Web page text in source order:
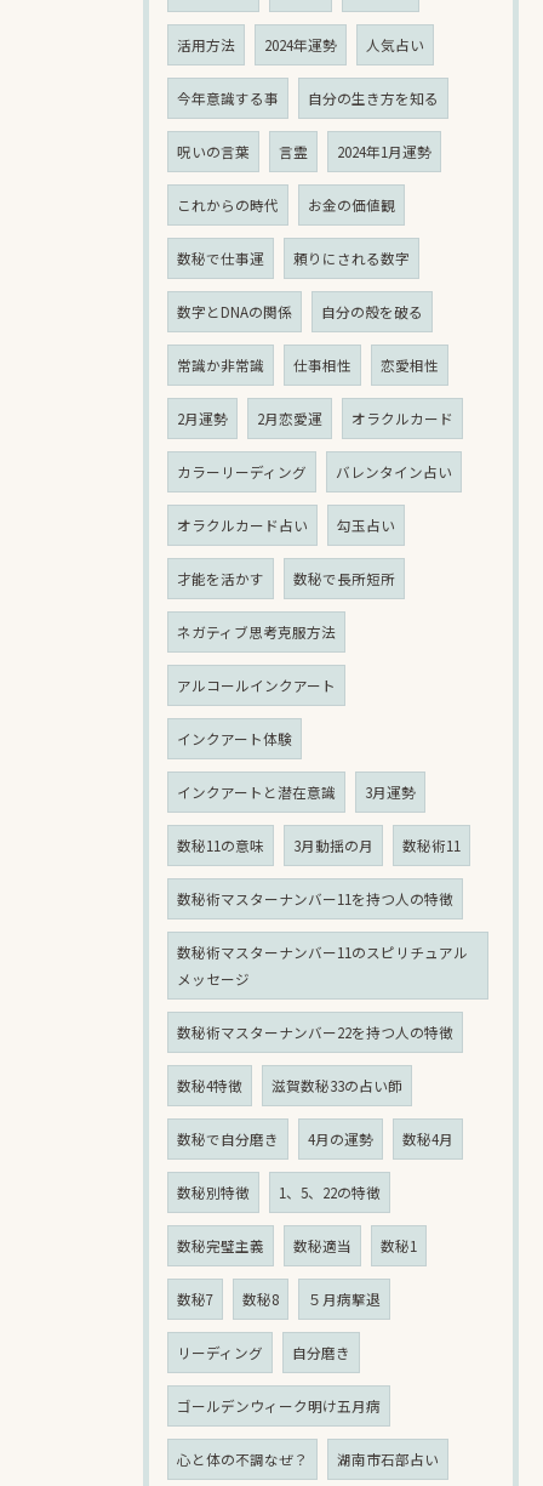
活用方法 2024年運勢 人気占い
今年意識する事 自分の生き方を知る
呪いの言葉 言霊 2024年1月運勢
これからの時代 お金の価値観
数秘で仕事運 頼りにされる数字
数字とDNAの関係 自分の殻を破る
常識か非常識 仕事相性 恋愛相性
2月運勢 2月恋愛運 オラクルカード
カラーリーディング バレンタイン占い
オラクルカード占い 勾玉占い
才能を活かす 数秘で長所短所
ネガティブ思考克服方法
アルコールインクアート
インクアート体験
インクアートと潜在意識 3月運勢
数秘11の意味 3月動揺の月 数秘術11
数秘術マスターナンバー11を持つ人の特徴
数秘術マスターナンバー11のスピリチュアル
メッセージ
数秘術マスターナンバー22を持つ人の特徴
数秘4特徴 滋賀数秘33の占い師
数秘で自分磨き 4月の運勢 数秘4月
数秘別特徴 1、5、22の特徴
数秘完璧主義 数秘適当 数秘1
数秘7 数秘8 ５月病撃退
リーディング 自分磨き
ゴールデンウィーク明け五月病
心と体の不調なぜ？ 湖南市石部占い